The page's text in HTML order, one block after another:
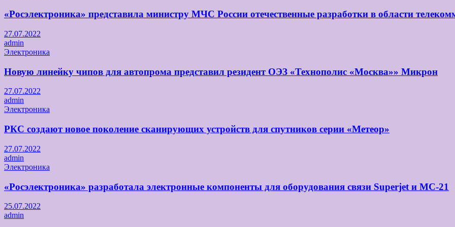
«Росэлектроника» представила министру МЧС России отечественные разработки в области
27.07.2022
admin
Электроника
Новую линейку чипов для автопрома представил резидент ОЭЗ «Технополис «Москва»» Микрон
27.07.2022
admin
Электроника
РКС создают новое поколение сканирующих устройств для спутников серии «Метеор»
27.07.2022
admin
Электроника
«Росэлектроника» разработала электронные компоненты для оборудования связи Superjet и МС-21
25.07.2022
admin